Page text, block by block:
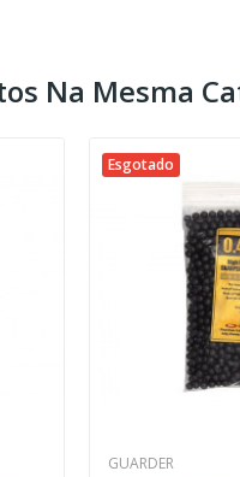
Na Mesma
Esgotado
GUARDER